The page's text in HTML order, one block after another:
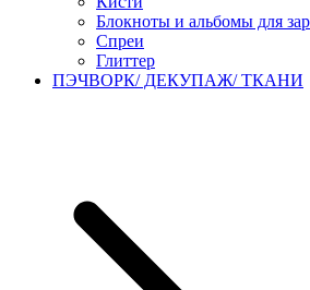
Блокноты и альбомы для
Спреи
Глиттер
ПЭЧВОРК/ ДЕКУПАЖ/ ТКАНИ